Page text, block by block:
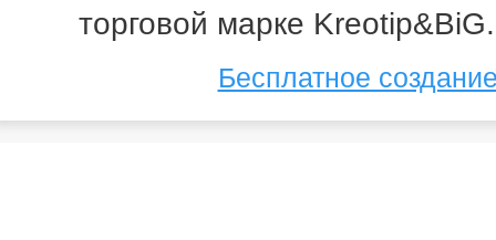
торговой марке
Бесплатное